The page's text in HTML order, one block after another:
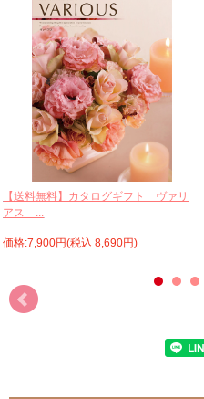
【送料無料】カタログギフト ヴァリ
アス ...
価格:7,900円(税込 8,690円)